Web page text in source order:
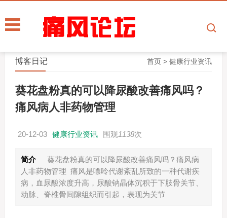
首页 >健康行业资讯
博客日记
葵花盘粉真的可以降尿酸改善痛风吗？
痛风病人非药物管理
20-12-03 健康行业资讯 围观 1138次
简介
葵花盘粉真的可以降尿酸改善痛风吗？痛风病
人非药物管理 痛风是嘌呤代谢紊乱所致的一种代谢疾
病，血尿酸浓度升高，尿酸钠晶体沉积于下肢骨关节、
动脉、脊椎骨间隙组织而引起，表现为关节